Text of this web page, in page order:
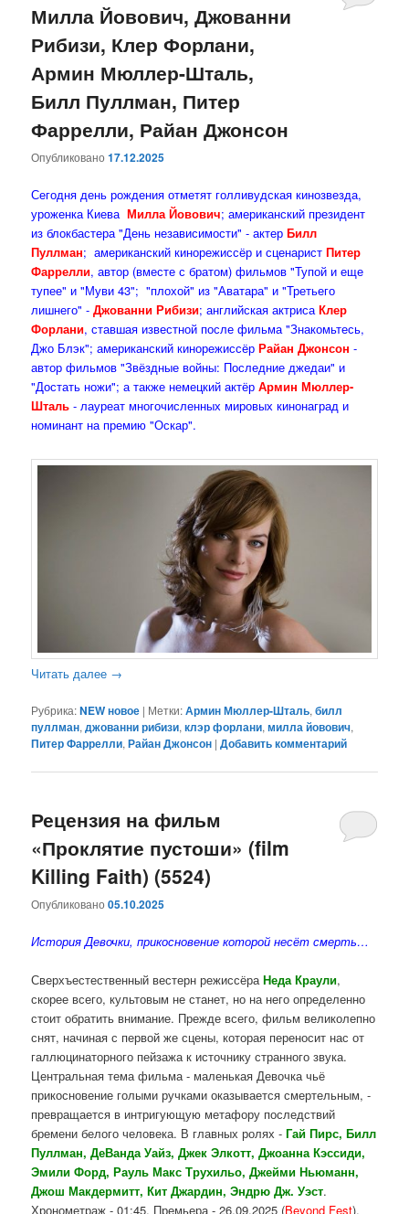
Милла Йовович, Джованни
Рибизи, Клер Форлани,
Армин Мюллер-Шталь,
Билл Пуллман, Питер
Фаррелли, Райан Джонсон
Опубликовано17.12.2025
Сегодня день рождения отметят голливудская кинозвезда,
уроженка КиеваМилла Йовович; американский президент
из блокбастера "День независимости" - актерБилл
Пуллман; американский кинорежиссёр и сценаристПитер
Фаррелли, автор (вместе с братом) фильмов "Тупой и еще
тупее" и "Муви 43"; "плохой" из "Аватара" и "Третьего
лишнего" -Джованни Рибизи; английская актрисаКлер
Форлани, ставшая известной после фильма "Знакомьтесь,
Джо Блэк"; американский кинорежиссёр Райан Джонсон -
автор фильмов "Звёздные войны: Последние джедаи" и
"Достать ножи"; а также немецкий актёр Армин Мюллер-
Шталь - лауреат многочисленных мировых кинонаград и
номинант на премию "Оскар".
Читать далее →
Рубрика:NEW новое | Метки:Армин Мюллер-Шталь,билл
пуллман,джованни рибизи,клэр форлани,милла йовович,
Питер Фаррелли,Райан Джонсон |Добавить комментарий
Рецензия на фильм
«Проклятие пустоши» (film
Killing Faith) (5524)
Опубликовано05.10.2025
История Девочки, прикосновение которой несёт смерть…
Сверхъестественный вестерн режиссёраНеда Краули,
скорее всего, культовым не станет, но на него определенно
стоит обратить внимание. Прежде всего, фильм великолепно
снят, начиная с первой же сцены, которая переносит нас от
галлюцинаторного пейзажа к источнику странного звука.
Центральная тема фильма - маленькая Девочка чьё
прикосновение голыми ручками оказывается смертельным, -
превращается в интригующую метафору последствий
бремени белого человека. В главных ролях -Гай Пирс, Билл
Пуллман, ДеВанда Уайз, Джек Элкотт, Джоанна Кэссиди,
Эмили Форд, Рауль Макс Трухильо, Джейми Ньюманн,
Джош Макдермитт, Кит Джардин, Эндрю Дж. Уэст.
Хронометраж - 01:45. Премьера - 26.09.2025 (Beyond Fest).